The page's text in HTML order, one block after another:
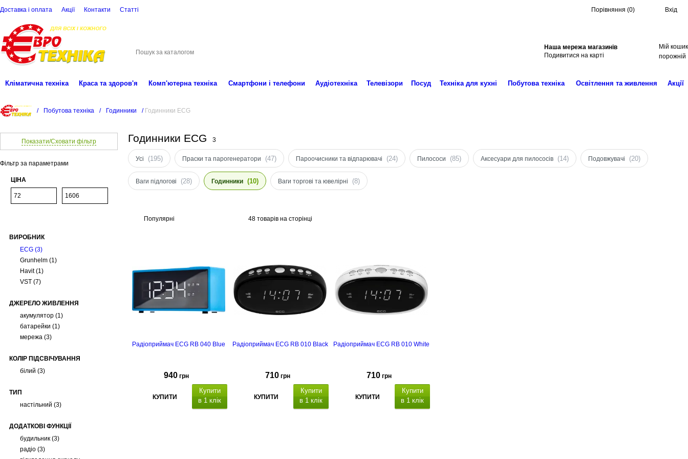
Доставка і оплата Акції Контакти Статті Порівняння (0) Вхід
Наша мережа магазинів
Подивитися на карті
Мій кошик
порожній
Кліматична техніка Краса та здоров'я Комп'ютерна техніка Смартфони і телефони Аудіотехніка Телевізори Посуд Техніка для кухні Побутова техніка Освітлення та живлення Акції
/ Побутова техніка / Годинники / Годинники ECG
Показати/Сховати фільтр
Фільтр за параметрами
ЦІНА
ВИРОБНИК
ECG (3)
Grunhelm (1)
Havit (1)
VST (7)
ДЖЕРЕЛО ЖИВЛЕННЯ
акумулятор (1)
батарейки (1)
мережа (3)
КОЛІР ПІДСВІЧУВАННЯ
білий (3)
ТИП
настільний (3)
ДОДАТКОВІ ФУНКЦІЇ
будильник (3)
радіо (3)
Годинники ECG 3
Усі (195) Праски та парогенератори (47) Пароочисники та відпарювачі (24) Пилососи (85) Аксесуари для пилососів (14) Подовжувачі (20)
Ваги підлогові (28) Годинники (10) Ваги торгові та ювелірні (8)
Популярні 48 товарів на сторінці
Радіоприймач ECG RB 040 Blue
940 грн
КУПИТИ
Купити
в 1 клік
Радіоприймач ECG RB 010 Black
710 грн
КУПИТИ
Купити
в 1 клік
Радіоприймач ECG RB 010 White
710 грн
КУПИТИ
Купити
в 1 клік